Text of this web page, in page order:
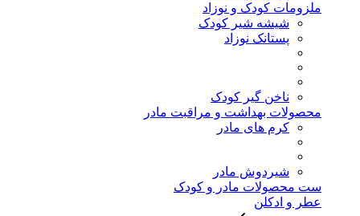
ملزومات کودک و نوزاد
شیشه شیر کودک
پستانک نوزاد
ناخن گیر کودک
محصولات بهداشت و مراقبت مادر
کرم های مادر
شیردوش مادر
ست محصولات مادر و کودک
عطر و ادکلن